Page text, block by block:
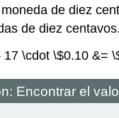
de diez
de diez centavos.
17 \cdot \$0.10 &=
Encontrar el